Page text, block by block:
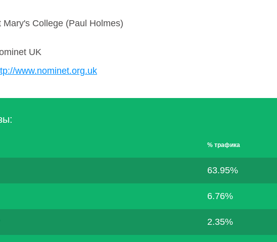
Mary's College (Paul Holmes)
UK
www.nominet.org.uk
% трафика
63.95%
6.76%
2.35%